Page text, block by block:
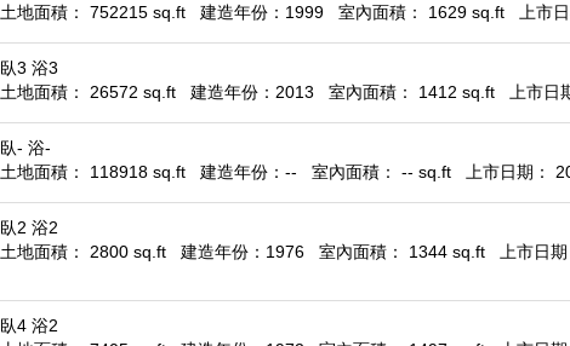
土地面積： 752215 sq.ft
建造年份：1999 室內面積： 1629 sq.ft 上市
臥3 浴3
土地面積： 26572 sq.ft
建造年份：2013 室內面積： 1412 sq.ft 上市
臥- 浴-
土地面積： 118918 sq.ft
建造年份：-- 室內面積： -- sq.ft 上市日期：
臥2 浴2
土地面積： 2800 sq.ft
建造年份：1976 室內面積： 1344 sq.ft 上市日
臥4 浴2